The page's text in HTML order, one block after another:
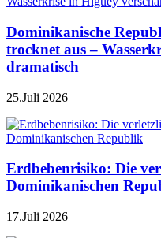
Dominikanische
trocknet aus –
dramatisch
25.Juli 2026
Erdbebenrisiko: Die
Dominikanischen
17.Juli 2026